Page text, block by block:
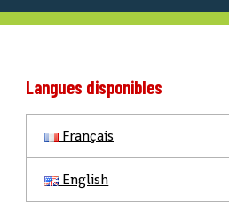
Langues disponibles
Français
English